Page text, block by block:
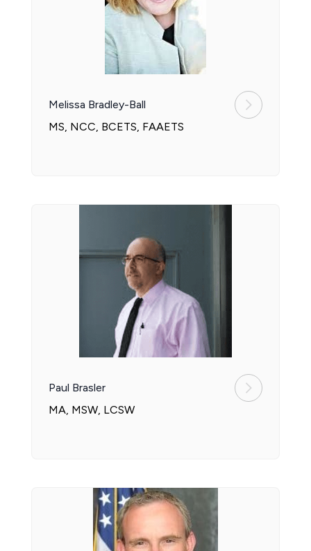
Melissa Bradley-Ball
MS, NCC, BCETS, FAAETS
Paul Brasler
MA, MSW, LCSW